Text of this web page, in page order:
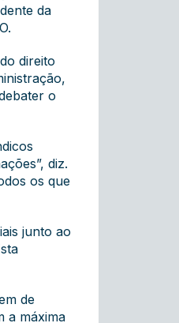
da
direito
o
diz.
os que
junto ao
de
a máxima